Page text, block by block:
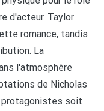
d'acteur. Taylor
romance, tandis
La
l'atmosphère
de Nicholas
protagonistes soit